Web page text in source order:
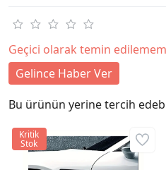
Geçici olarak temin
Gelince Haber Ver
Bu ürünün yerine tercih
Kritik
Stok